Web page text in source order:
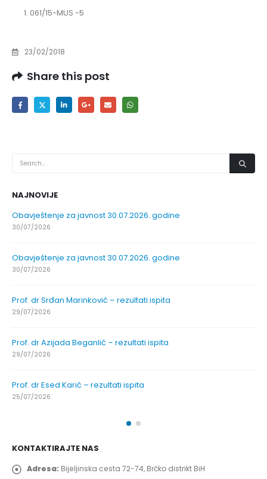
061/15-MUS -5
23/02/2018
Share this post
NAJNOVIJE
Obavještenje za javnost 30.07.2026. godine
30/07/2026
Obavještenje za javnost 30.07.2026. godine
30/07/2026
Prof. dr Srđan Marinković – rezultati ispita
29/07/2026
Prof. dr Azijada Beganlić – rezultati ispita
29/07/2026
Prof. dr Esed Karić – rezultati ispita
25/07/2026
KONTAKTIRAJTE NAS
Adresa: Bijeljinska cesta 72-74, Brčko distrikt BiH